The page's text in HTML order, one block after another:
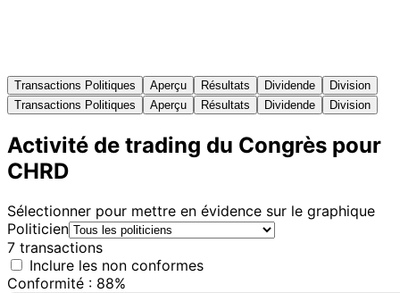
Transactions Politiques Aperçu Résultats Dividende
Division
Transactions Politiques
Aperçu Résultats Dividende Division
Activité de trading du Congrès pour
CHRD
Sélectionner pour mettre en évidence sur le graphique
Politicien
7 transactions
Inclure les non conformes
Conformité : 88%